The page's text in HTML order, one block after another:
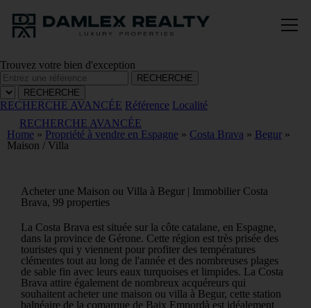
Trouvez votre bien d'exception
RECHERCHE
RECHERCHE
RECHERCHE AVANCÉE Référence Localité
RECHERCHE AVANCÉE
Home » Propriété à vendre en Espagne » Costa Brava » Begur »
Maison / Villa
Acheter une Maison ou Villa à Begur | Immobilier Costa
Brava, 99 properties
La Costa Brava est située sur la côte catalane, en Espagne,
dans la province de Gérone. Cette région est très prisée des
touristes qui y viennent pour profiter des températures
clémentes tout au long de l'année et des nombreuses plages
de sable fin avec leurs eaux turquoises et limpides. La Costa
Brava attire également de nombreux acquéreurs qui
souhaitent acheter une maison ou villa à Begur, cette station
balnéaire de la comarque de Baix Empordà est idéalement